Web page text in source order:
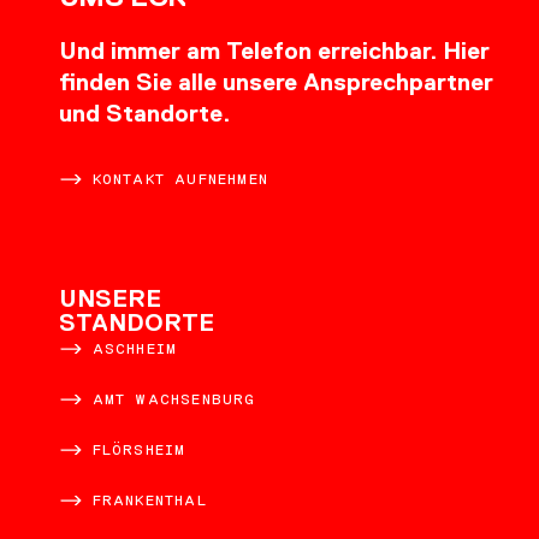
Und immer am Telefon erreichbar. Hier
finden Sie alle unsere Ansprechpartner
und Standorte.
KONTAKT AUFNEHMEN
UNSERE
STANDORTE
ASCHHEIM
AMT WACHSENBURG
FLÖRSHEIM
FRANKENTHAL